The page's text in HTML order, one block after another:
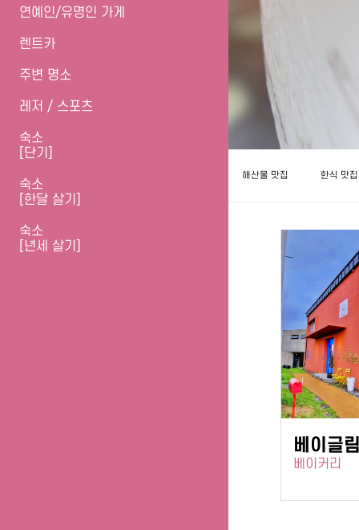
해산물 맛집 한식 맛집
연예인/유명인 가게
렌트카
주변 명소
레저 / 스포츠
숙소
[단기]
숙소
[한달 살기]
숙소
[년세 살기]
베이글
베이커리